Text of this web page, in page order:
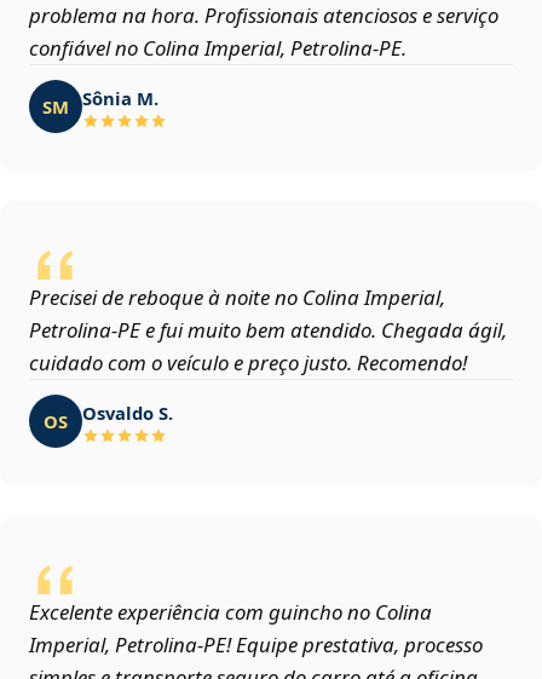
problema na hora. Profissionais atenciosos e serviço
confiável no Colina Imperial, Petrolina‑PE.
SM Sônia M.
Precisei de reboque à noite no Colina Imperial,
Petrolina‑PE e fui muito bem atendido. Chegada ágil,
cuidado com o veículo e preço justo. Recomendo!
OS Osvaldo S.
Excelente experiência com guincho no Colina
Imperial, Petrolina‑PE! Equipe prestativa, processo